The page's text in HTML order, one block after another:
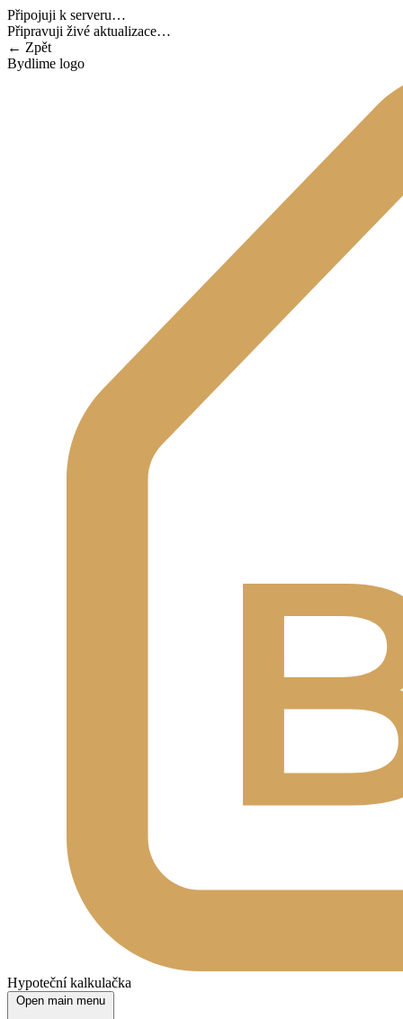
Připojuji k serveru…
Připravuji živé aktualizace…
← Zpět
Bydlime logo
Hypoteční kalkulačka
Open main menu